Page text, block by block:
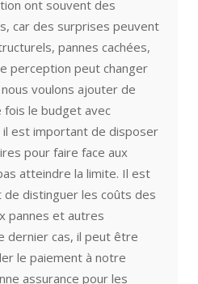
ont souvent des
car des surprises peuvent
pannes cachées,
perception peut changer
voulons ajouter de
fois le budget avec
il est important de disposer
pour faire face aux
atteindre la limite. Il est
distinguer les coûts des
pannes et autres
dernier cas, il peut être
le paiement à notre
assurance pour les